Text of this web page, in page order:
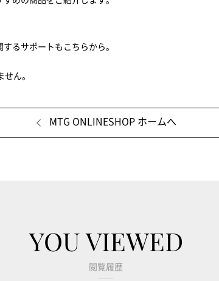
るサポートもこちらから。
ん。
MTG ONLINESHOP ホームへ
YOU VIEWED
閲覧履歴